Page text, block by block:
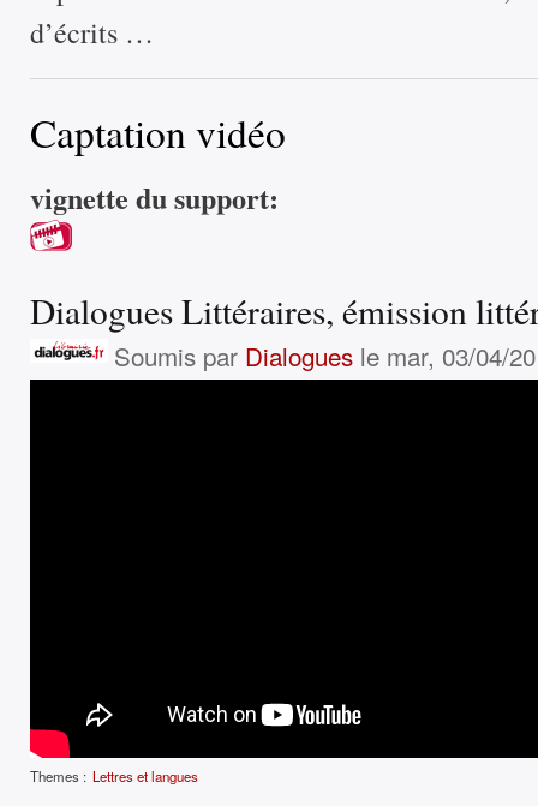
d’écrits …
Captation vidéo
vignette du support:
Dialogues Littéraires, émission
Soumis par Dialoguesle mar, 03/04/
Themes : Lettres et langues